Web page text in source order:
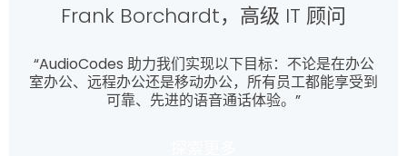
Frank Borchardt，高级 IT 顾问
“AudioCodes 助力我们实现以下目标：不论是在办公
室办公、远程办公还是移动办公，所有员工都能享受到
可靠、先进的语音通话体验。”